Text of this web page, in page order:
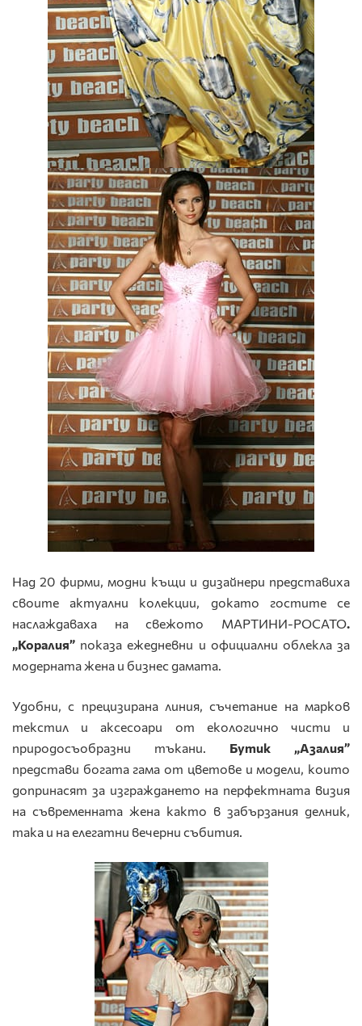
Над 20 фирми, модни къщи и дизайнери представиха
своите актуални колекции, докато гостите се
наслаждаваха на свежото МАРТИНИ-РОСАТО.
„Коралия” показа ежедневни и официални облекла за
модерната жена и бизнес дамата.
Удобни, с прецизирана линия, съчетание на марков
текстил и аксесоари от екологично чисти и
природосъобразни тъкани. Бутик „Азалия”
представи богата гама от цветове и модели, които
допринасят за изграждането на перфектната визия
на съвременната жена както в забързания делник,
така и на елегатни вечерни събития.